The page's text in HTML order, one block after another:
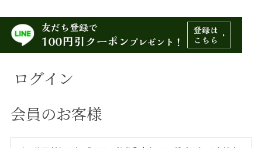
梅干しの商品一覧
梅酒の商品一覧
梅製品・その他の商品一覧
メニュー
トップページ
ログイン
会員のお客様